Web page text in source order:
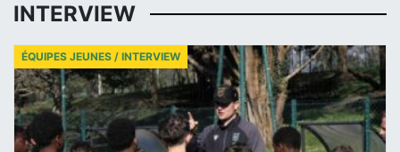
INTERVIEW
ÉQUIPES JEUNES / INTERVIEW